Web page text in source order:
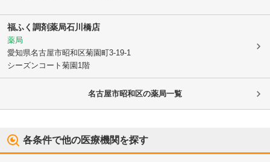
福ふく調剤薬局石川橋店
薬局
愛知県名古屋市昭和区菊園町3-19-1
シーズンコート菊園1階
名古屋市昭和区の薬局一覧
各条件で他の医療機関を探す